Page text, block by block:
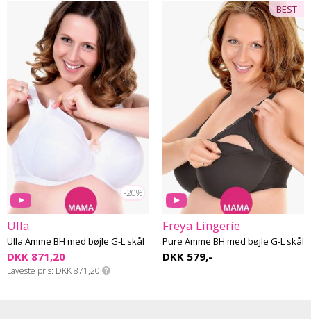
-20%
Ulla
Ulla Amme BH med bøjle G-L skål
DKK 871,20
Laveste pris DKK 871,20
BEST
Freya Lingerie
Pure Amme BH med bøjle G-L skål
DKK 579,-